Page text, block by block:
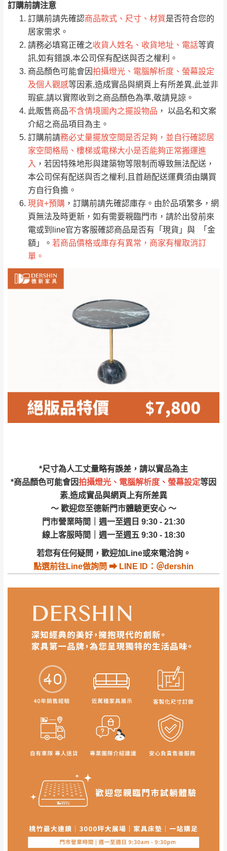
訂購前請注意
訂購前請先確認商品款式、尺寸、材質是否符合您的
居家需求。
請務必填寫正確之收貨人姓名、收貨地址、電話等資
訊,如有錯誤,本公司保有配送與否之權利。
商品顏色可能會因拍攝燈光、電腦解析度、螢幕設定
及個人觀感等因素,造成實品與網頁上有所差異,此並非
瑕疵,請以實際收到之商品顏色為準,敬請見諒。
此販售商品不含情境圖內之擺設物品 ， 以品名和文案
介紹之商品項目為主。
訂購前請務必丈量擺放空間是否足夠，並自行確認居
家空間格局、樓梯或電梯大小是否能夠正常搬運進
入 ，若因特殊地形與建築物等限制而導致無法配送，
本公司保有配送與否之權利,且首趟配送運費須由購買
方自行負擔。
現貨+預購 ，訂購前請先確認庫存。由於品項繁多，網
頁無法及時更新，如有需要親臨門市，請於出發前來
電或到line官方客服確認商品是否有「現貨」與 「金
額」。 若商品價格或庫存有異常，商家有權取消訂
單。
*尺寸為人工丈量略有誤差，請以實品為主
*商品顏色可能會因拍攝燈光、電腦解析度、螢幕設定等因
素,造成實品與網頁上有所差異
～ 歡迎您至德新門市體驗更安心 ～
門市營業時間｜週一至週日 9:30 - 21:30
線上客服時間｜週一至週五 9:30 - 18:30
若您有任何疑問，歡迎加Line或來電洽詢。
點選前往Line做詢問 ⮕ LINE ID：＠dershin
運 費 說 明
運送地區 運送費用
偏遠地區
（請先線上詢問 LINE
→@dershin ）
桃園
免 運
費
復興鄉
新竹
峨眉鄉、五峰鄉、
橫山、北埔鄉、尖
石鄉、寶山鄉山
區、新埔山區、芎
里
台北 無
$ 9,000以上：免
NT$500元
＊A108產品另收運費
NT$500元
＊A108產品另收運費
安鄉、大湖鄉、頭
屋、獅潭鄉
配送天數：5~14天
到貨時間：指定送貨日當天以電話聯絡確認
｜周（一）配送部門固定公休無送貨｜
台北市、新北市地區固定每周(三)、(日)兩天收送貨
暫無配送地區：彰化、南投、雲林、嘉義、台南、高
雄、屏東、宜蘭、 花蓮、台東、金門、馬祖、澎湖地區
（可於LINE線上詢問 →@dershin）
加收說明
。
本司貨車運送如因路況不佳、天候惡劣、過於偏遠之
山區內等，或收貨地點搬運過於困難等因素，導致無
狀況保有出貨的權利。
保護物流人員的工作安全，賣家無提供吊掛服務，若
注意事項：
由於品項繁多，網頁無法及時更新，如有需
要購買商品，請於出發前來電或到「官方
Line客服」來信確認商品是否有「現貨」與
「金額」。
若商品價格或庫存有異常，商家有權取消訂
單。部分網路商品恕無法更改原設計或客製，敬請
見諒！
接單後二日內(不含例假日)，我們客服會與您
電話聯絡或E-Mail通知確認訂單。
（線上客
服 LINE → @dershin）
下單前先詢問是否現貨 ，若未詢問下單後無
現貨我們客服會再來電或E-Mail與您聯絡
（洽詢方式請搜尋 Line ID → @dershin）
運送範圍：限定北至基隆，南至苗栗，偏遠
地區恕無法提供運送 (詳見運送規章)。
配送範圍：
苗栗至基隆；其它地區暫不開放，如因特殊
地型限制(山區、鄉、鎮、村)、樓梯太小、無
法搬運上樓等因素，導致無法配送，
保有出貨的權利。
保護物流人員的工作安全，賣家無提供吊掛
服務，若需以吊車或其他的吊掛方式吊運，
因大型傢俱有組裝、配送的問題，並非一般
快速到貨商品，無法指定特定時間送達，司
天在家等貨，以節省您的寶貴時間。
由於百貨公司配送較為不易，故暫無法配送
發票寄送：
若您選擇三聯式或索取兩聯式發票，發票將於商品
完成出貨15個工作天另行寄出，另外約加上2~7個
工作天內送達，如遇國定假日將順延寄送。
退換貨說明：
若收到不良品，請於到貨日起七日內通知本
公司客服人員，我們將為您更換新品，運費
皆由本站負責，所有退回及換貨之商品必須
是全新狀態且完整包裝，床墊、床包、枕頭
包裝、廠商紙及所有附隨文件或資料之完整
貨。
由於透過電腦螢幕選購商品，可能會因個人
電腦螢幕的設定色差或解析度等因素， 與實
際商品的顏色、質感稍有不同，如因此而需
退換貨，
需自付來回運費及人資成本，請您
訂購前詳加確認。(包含商品尺寸是否合適)。
訂購前請確認商品尺寸，大型物件因為人工
丈量，難免會有些許誤差值(約正負0.5CM)
內通知客服人員(Line@ ID：
須保持商品全新狀態與完整包裝。鑑賞期間
若發生非本司因素致使之汙損破壞，恕無法
台北市、新北市地區固定每周(三)、(日)兩天
收送貨，敬請見諒！
0/5 (0)筆
全部 依評論高至低排列
依評論低至高排列 只顯示附上圖片
只顯示附上評論